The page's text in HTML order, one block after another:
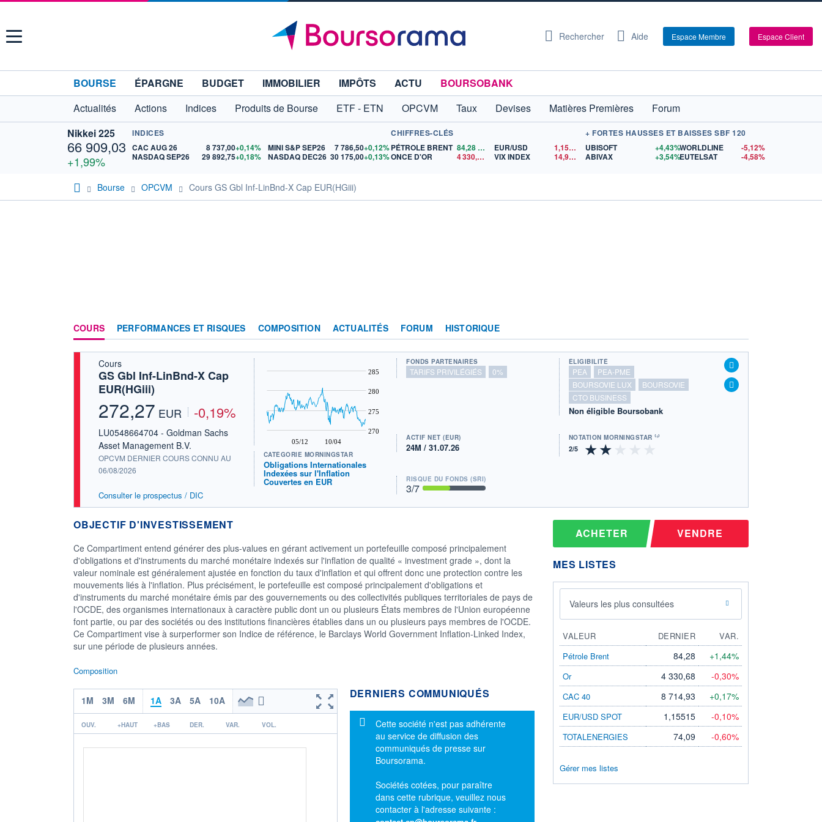
Menu Rechercher Aide Espace Membre Espace Client
BOURSE ÉPARGNE BUDGET IMMOBILIER IMPÔTS ACTU
BOURSOBANK
Actualités
Actions Indices Produits de Bourse ETF - ETN OPCVM Taux Devises Matières Premières
Forum
Nikkei 225
66 909,03
+1,99%
INDICES
CAC AUG 26
8 737,00+0,14%
NASDAQ SEP26
29 892,75+0,18%
MINI S&P SEP26 7 786,50+0,12%
NASDAQ DEC26 30 175,00+0,13%
CHIFFRES-CLÉS
PÉTROLE BRENT 84,28
ONCE D'OR
4 330,68 $US
EUR/USD 1,1552
$US
VIX INDEX
14,90$US
+ FORTES HAUSSES ET BAISSES SBF 120
UBISOFT
+4,43%
ABIVAX
+3,54%
WORLDLINE
-5,12%
EUTELSAT
-4,58%
Bourse OPCVM Cours GS Gbl Inf-LinBnd-X Cap EUR(HGiii)
COURS PERFORMANCES ET RISQUES COMPOSITION ACTUALITÉS FORUM HISTORIQUE
Cours
GS Gbl Inf-LinBnd-X Cap
EUR(HGiii)
272,27 EUR -0,19%
LU0548664704 - Goldman Sachs
Asset Management B.V.
OPCVM DERNIER COURS CONNU AU
06/08/2026
Consulter le prospectus / DIC
05/12 10/04
270
275
280
285
CATÉGORIE MORNINGSTAR
Obligations Internationales
Indexées sur l'Inflation
Couvertes en EUR
FONDS PARTENAIRES
TARIFS PRIVILÉGIÉS 0%
ÉLIGIBILITÉ
PEA
PEA-PME
BOURSOVIE LUX
BOURSOVIE
CTO BUSINESS
Non éligible Boursobank
ACTIF NET (EUR)
24M / 31.07.26
NOTATION MORNINGSTAR ⁽¹⁾
RISQUE DU FONDS (SRI)
3/7
OBJECTIF D'INVESTISSEMENT
Ce Compartiment entend générer des plus-values en gérant activement un portefeuille composé principalement
d'obligations et d'instruments du marché monétaire indexés sur l'inflation de qualité « investment grade », dont la
valeur nominale est généralement ajustée en fonction du taux d'inflation et qui offrent donc une protection contre les
mouvements liés à l'inflation. Plus précisément, le portefeuille est composé principalement d'obligations et
d'instruments du marché monétaire émis par des gouvernements ou des collectivités publiques territoriales de pays de
l'OCDE, des organismes internationaux à caractère public dont un ou plusieurs États membres de l'Union européenne
font partie, ou par des sociétés ou des institutions financières établies dans un ou plusieurs pays membres de l'OCDE.
Ce Compartiment vise à surperformer son Indice de référence, le Barclays World Government Inflation-Linked Index,
sur une période de plusieurs années.
Composition
1M 3M 6M 1A 3A 5A 10A
OUV. +HAUT +BAS DER. VAR. VOL.
DERNIERS COMMUNIQUÉS
Message d'information
Cette société n'est pas adhérente
au service de diffusion des
communiqués de presse sur
Boursorama.
Sociétés cotées, pour paraître
dans cette rubrique, veuillez nous
contacter à l'adresse suivante :
ACHETER VENDRE
MES LISTES
Valeurs les plus consultées
VALEUR DERNIER
VAR.
Pétrole Brent
84,28 +1,44%
Or 4 330,68 -0,30%
CAC 40 8 714,93 +0,17%
EUR/USD SPOT 1,15515 -0,10%
TOTALENERGIES 74,09 -0,60%
Gérer mes listes